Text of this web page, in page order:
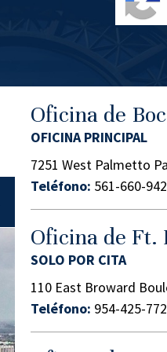
Oficina de
OFICINA PRINCIPAL
7251 West Palmetto
Teléfono: 561-660-
Oficina de Ft.
SOLO POR CITA
110 East Broward
Teléfono: 954-425-